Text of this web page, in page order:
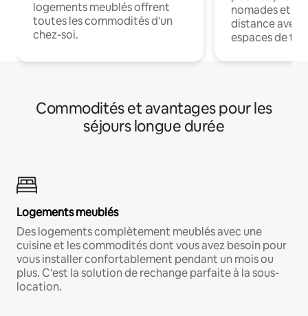
logements meublés offrent
toutes les commodités d'un
chez-soi.
nomades et
distance avec
espaces de
Commodités et avantages pour les
séjours longue durée
Logements meublés
Des logements complètement meublés avec une
cuisine et les commodités dont vous avez besoin pour
vous installer confortablement pendant un mois ou
plus. C'est la solution de rechange parfaite à la sous-
location.